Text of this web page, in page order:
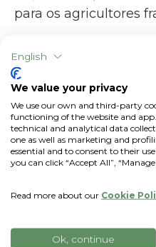
para os agricultores
Artigos
English
We value your privacy
We use our own and third-party
functioning of the website and
technical and analytical data
one as well as marketing and
essential and to consent to their
you can click “Accept All”,
Read more about our Cookie
Ok, continue